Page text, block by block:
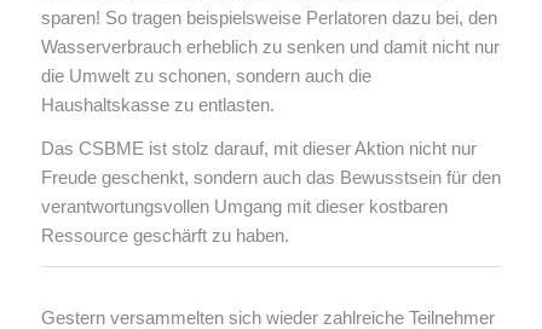
sparen! So tragen beispielsweise Perlatoren dazu bei, den
Wasserverbrauch erheblich zu senken und damit nicht nur
die Umwelt zu schonen, sondern auch die
Haushaltskasse zu entlasten.
Das CSBME ist stolz darauf, mit dieser Aktion nicht nur
Freude geschenkt, sondern auch das Bewusstsein für den
verantwortungsvollen Umgang mit dieser kostbaren
Ressource geschärft zu haben.
Gestern versammelten sich wieder zahlreiche Teilnehmer